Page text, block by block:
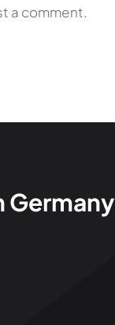
a comment.
Germany